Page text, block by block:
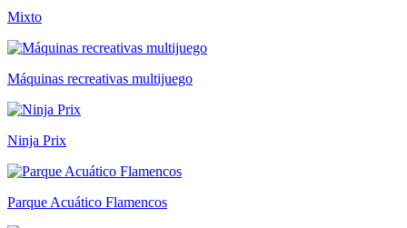
Mixto
Máquinas recreativas multijuego
Ninja Prix
Parque Acuático Flamencos